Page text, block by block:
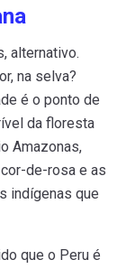
alternativo.
na selva?
é o ponto de
da floresta
Amazonas,
de-rosa e as
indígenas que
que o Peru é